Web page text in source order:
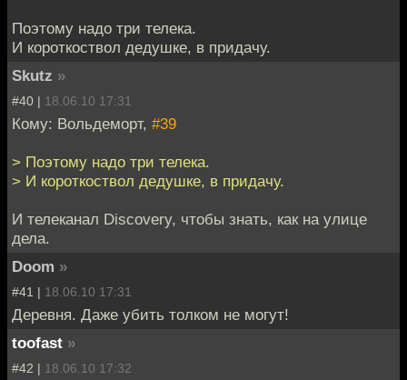
Поэтому надо три телека.
И короткоствол дедушке, в придачу.
Skutz »
#40 | 18.06.10 17:31
Кому: Вольдеморт, #39
> Поэтому надо три телека.
> И короткоствол дедушке, в придачу.
И телеканал Discovery, чтобы знать, как на улице
дела.
Doom »
#41 | 18.06.10 17:31
Деревня. Даже убить толком не могут!
toofast »
#42 | 18.06.10 17:32